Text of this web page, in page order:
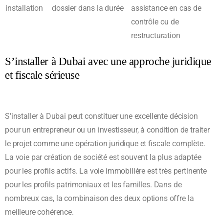
installation
dossier dans la durée
assistance en cas de
contrôle ou de
restructuration
S’installer à Dubai avec une approche juridique
et fiscale sérieuse
S’installer à Dubai peut constituer une excellente décision
pour un entrepreneur ou un investisseur, à condition de traiter
le projet comme une opération juridique et fiscale complète.
La voie par création de société est souvent la plus adaptée
pour les profils actifs. La voie immobilière est très pertinente
pour les profils patrimoniaux et les familles. Dans de
nombreux cas, la combinaison des deux options offre la
meilleure cohérence.